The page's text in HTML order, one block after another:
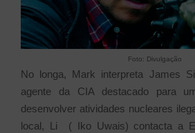
Foto: Divulgação
No longa, Mark interpreta James
agente da CIA destacado para
desenvolver atividades nucleares
local, Li ( Iko Uwais) contacta a